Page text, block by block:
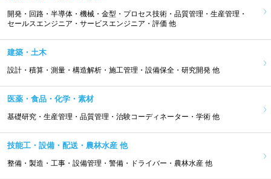
開発・回路・半導体・機械・金型・プロセス技術・品質管理・生産管理・
セールスエンジニア・サービスエンジニア・評価 他
建築・土木
設計・積算・測量・構造解析・施工管理・設備保全・研究開発 他
医薬・食品・化学・素材
基礎研究・生産管理・品質管理・治験コーディネーター・学術 他
技能工・設備・配送・農林水産 他
整備・製造・工事・設備管理・警備・ドライバー・農林水産 他